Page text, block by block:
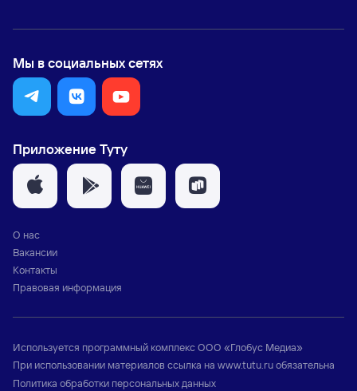
Мы в социальных сетях
Приложение Туту
О нас
Вакансии
Контакты
Правовая информация
Используется программный комплексООО «Глобус Медиа»
При использовании материалов ссылка на www.tutu.ruобязательна
Политика обработки персональных данных